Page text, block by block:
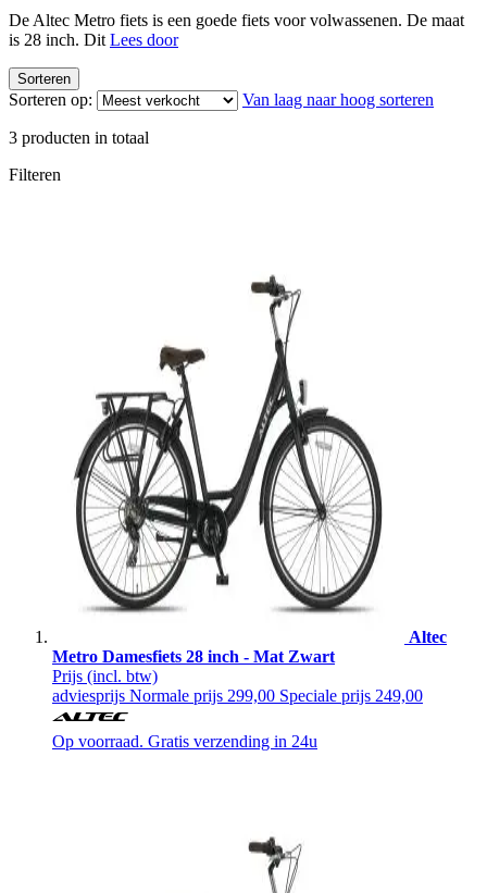
De Altec Metro fiets is een goede fiets voor volwassenen. De maat
is 28 inch. Dit Lees door
Sorteren
Sorteren op: Van laag naar hoog sorteren
3 producten in totaal
Filteren
Altec
Metro Damesfiets 28 inch - Mat Zwart
Prijs (incl. btw)
adviesprijs Normale prijs 299,00 Speciale prijs 249,00
Op voorraad. Gratis verzending in 24u